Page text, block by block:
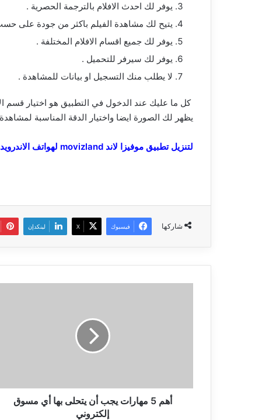
يوفر لك احدث الافلام بالترجمة الحصرية .
يتيح لك مشاهدة الفيلم باكثر من جودة على
يوفر لك جميع اقسام الافلام المختلفة .
يوفر لك سيرفر للتحميل .
لا يطلب منك التسجيل او بيانات للمشاهدة .
كل ما عليك عند الدخول في التطبيق هو اختيار قسم
يظهر لك الصورة ايضا واختيار الدقة المناسبة
لتنزيل تطبيق موفيزا لاند movizland لهواتف الاندرويد
شاركها فيسبوك ‫X لينكدإن
مسوق
إلكتروني
أهم 5 مهارات يجب أن يتحلى بها أي مسوق
إلكتروني